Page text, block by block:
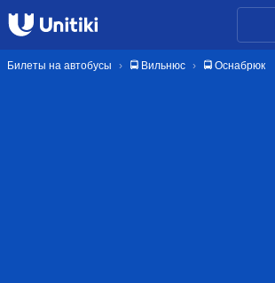
Билеты на автобусы 🚍 Вильнюс 🚍 Оснабрюк